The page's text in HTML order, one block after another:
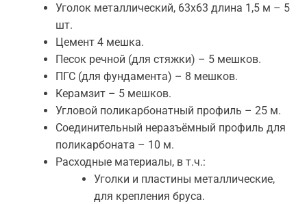
Уголок металлический, 63х63 длина 1,5 м – 5
шт.
Цемент 4 мешка.
Песок речной (для стяжки) – 5 мешков.
ПГС (для фундамента) – 8 мешков.
Керамзит – 5 мешков.
Угловой поликарбонатный профиль – 25 м.
Соединительный неразъёмный профиль для
поликарбоната – 10 м.
Расходные материалы, в т.ч.:
Уголки и пластины металлические,
для крепления бруса.